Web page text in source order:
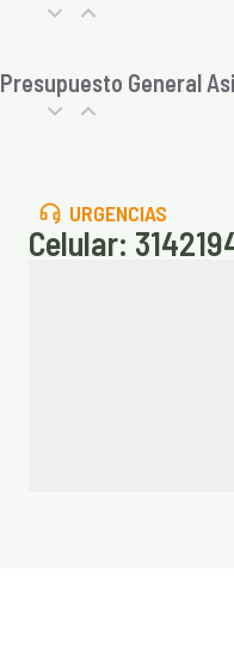
Presupuesto General
URGENCIAS
Celular: